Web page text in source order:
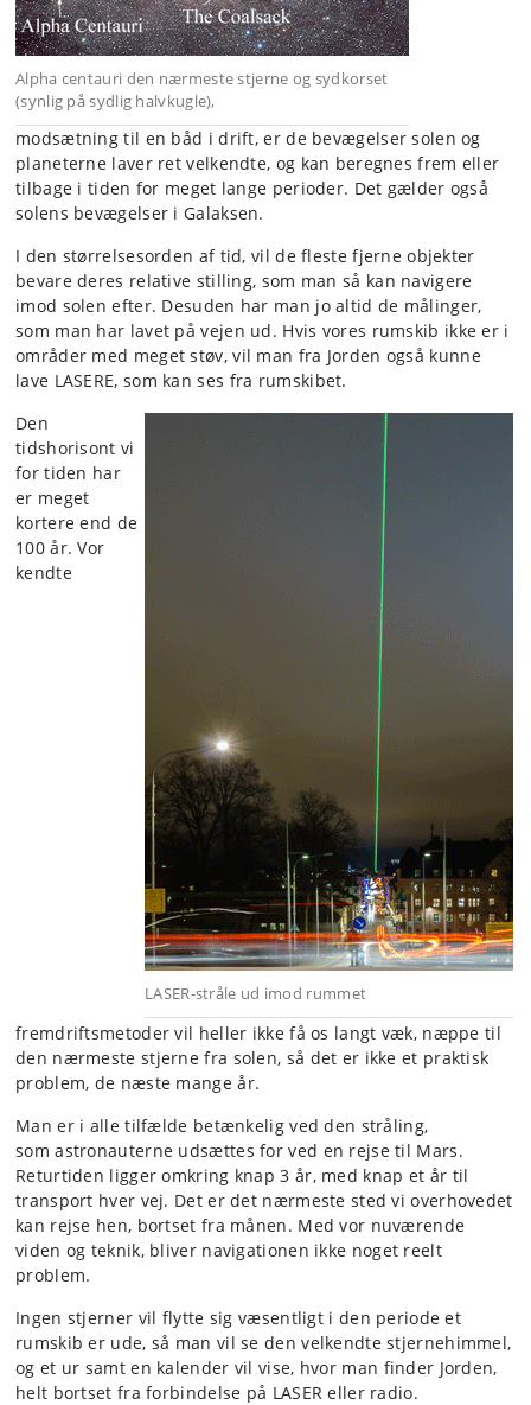
Alpha centauri den nærmeste stjerne og sydkorset
(synlig på sydlig halvkugle),
modsætning til en båd i drift, er de bevægelser solen og
planeterne laver ret velkendte, og kan beregnes frem eller
tilbage i tiden for meget lange perioder. Det gælder også
solens bevægelser i Galaksen.
I den størrelsesorden af tid, vil de fleste fjerne objekter
bevare deres relative stilling, som man så kan navigere
imod solen efter. Desuden har man jo altid de målinger,
som man har lavet på vejen ud. Hvis vores rumskib ikke er i
områder med meget støv, vil man fra Jorden også kunne
lave LASERE, som kan ses fra rumskibet.
LASER-stråle ud imod rummet
Den
tidshorisont vi
for tiden har
er meget
kortere end de
100 år. Vor
kendte
fremdriftsmetoder vil heller ikke få os langt væk, næppe til
den nærmeste stjerne fra solen, så det er ikke et praktisk
problem, de næste mange år.
Man er i alle tilfælde betænkelig ved den stråling,
som astronauterne udsættes for ved en rejse til Mars.
Returtiden ligger omkring knap 3 år, med knap et år til
transport hver vej. Det er det nærmeste sted vi overhovedet
kan rejse hen, bortset fra månen. Med vor nuværende
viden og teknik, bliver navigationen ikke noget reelt
problem.
Ingen stjerner vil flytte sig væsentligt i den periode et
rumskib er ude, så man vil se den velkendte stjernehimmel,
og et ur samt en kalender vil vise, hvor man finder Jorden,
helt bortset fra forbindelse på LASER eller radio.